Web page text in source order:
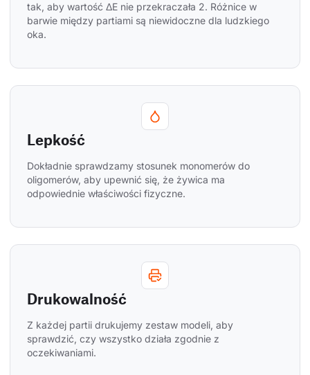
tak, aby wartość ΔE nie przekraczała 2. Różnice w
barwie między partiami są niewidoczne dla ludzkiego
oka.
Lepkość
Dokładnie sprawdzamy stosunek monomerów do
oligomerów, aby upewnić się, że żywica ma
odpowiednie właściwości fizyczne.
Drukowalność
Z każdej partii drukujemy zestaw modeli, aby
sprawdzić, czy wszystko działa zgodnie z
oczekiwaniami.